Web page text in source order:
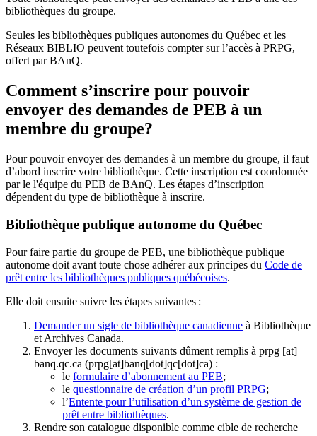
bibliothèques du groupe.
Seules les bibliothèques publiques autonomes du Québec et les
Réseaux BIBLIO peuvent toutefois compter sur l’accès à PRPG,
offert par BAnQ.
Comment s’inscrire pour pouvoir
envoyer des demandes de PEB à un
membre du groupe?
Pour pouvoir envoyer des demandes à un membre du groupe, il faut
d’abord inscrire votre bibliothèque. Cette inscription est coordonnée
par le l'équipe du PEB de BAnQ. Les étapes d’inscription
dépendent du type de bibliothèque à inscrire.
Bibliothèque publique autonome du Québec
Pour faire partie du groupe de PEB, une bibliothèque publique
autonome doit avant toute chose adhérer aux principes du Code de
prêt entre les bibliothèques publiques québécoises.
Elle doit ensuite suivre les étapes suivantes :
Demander un sigle de bibliothèque canadienne à Bibliothèque
et Archives Canada.
Envoyer les documents suivants dûment remplis à prpg [at]
banq.qc.ca (prpg[at]banq[dot]qc[dot]ca) :
le formulaire d’abonnement au PEB;
le questionnaire de création d’un profil PRPG;
l’Entente pour l’utilisation d’un système de gestion de
prêt entre bibliothèques.
Rendre son catalogue disponible comme cible de recherche